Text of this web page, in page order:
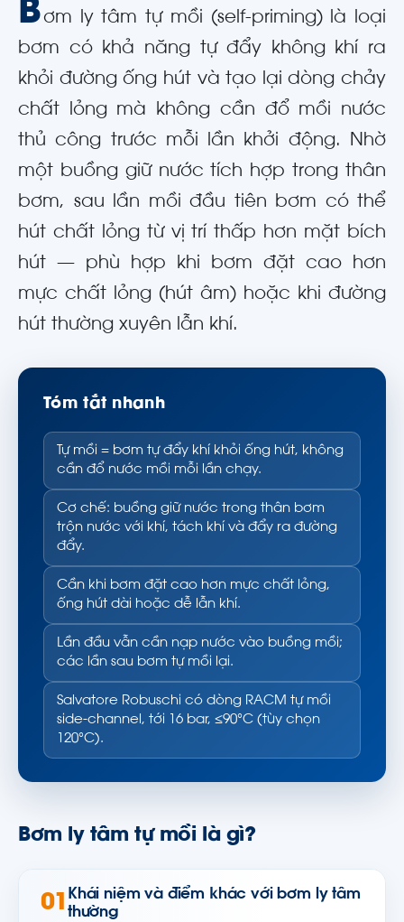
Bơm ly tâm tự mồi (self-priming) là loại
bơm có khả năng tự đẩy không khí ra
khỏi đường ống hút và tạo lại dòng chảy
chất lỏng mà không cần đổ mồi nước
thủ công trước mỗi lần khởi động. Nhờ
một buồng giữ nước tích hợp trong thân
bơm, sau lần mồi đầu tiên bơm có thể
hút chất lỏng từ vị trí thấp hơn mặt bích
hút — phù hợp khi bơm đặt cao hơn
mực chất lỏng (hút âm) hoặc khi đường
hút thường xuyên lẫn khí.
Tóm tắt nhanh
Tự mồi = bơm tự đẩy khí khỏi ống hút, không
cần đổ nước mồi mỗi lần chạy.
Cơ chế: buồng giữ nước trong thân bơm
trộn nước với khí, tách khí và đẩy ra đường
đẩy.
Cần khi bơm đặt cao hơn mực chất lỏng,
ống hút dài hoặc dễ lẫn khí.
Lần đầu vẫn cần nạp nước vào buồng mồi;
các lần sau bơm tự mồi lại.
Salvatore Robuschi có dòng RACM tự mồi
side-channel, tới 16 bar, ≤90°C (tùy chọn
120°C).
Bơm ly tâm tự mồi là gì?
01 Khái niệm và điểm khác với bơm ly tâm
thường